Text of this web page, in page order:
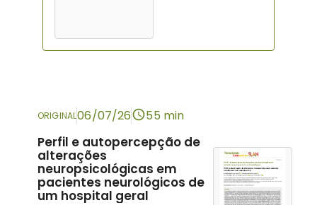
ORIGINAL06/07/26 55 min
Perfil e autopercepção de
alterações
neuropsicológicas em
pacientes neurológicos de
um hospital geral